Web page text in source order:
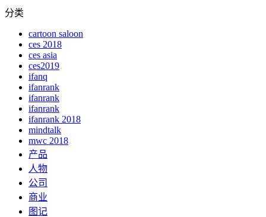
分类
cartoon saloon
ces 2018
ces asia
ces2019
ifanq
ifanrank
ifanrank
ifanrank
ifanrank 2018
mindtalk
mwc 2018
产品
人物
公司
商业
图记